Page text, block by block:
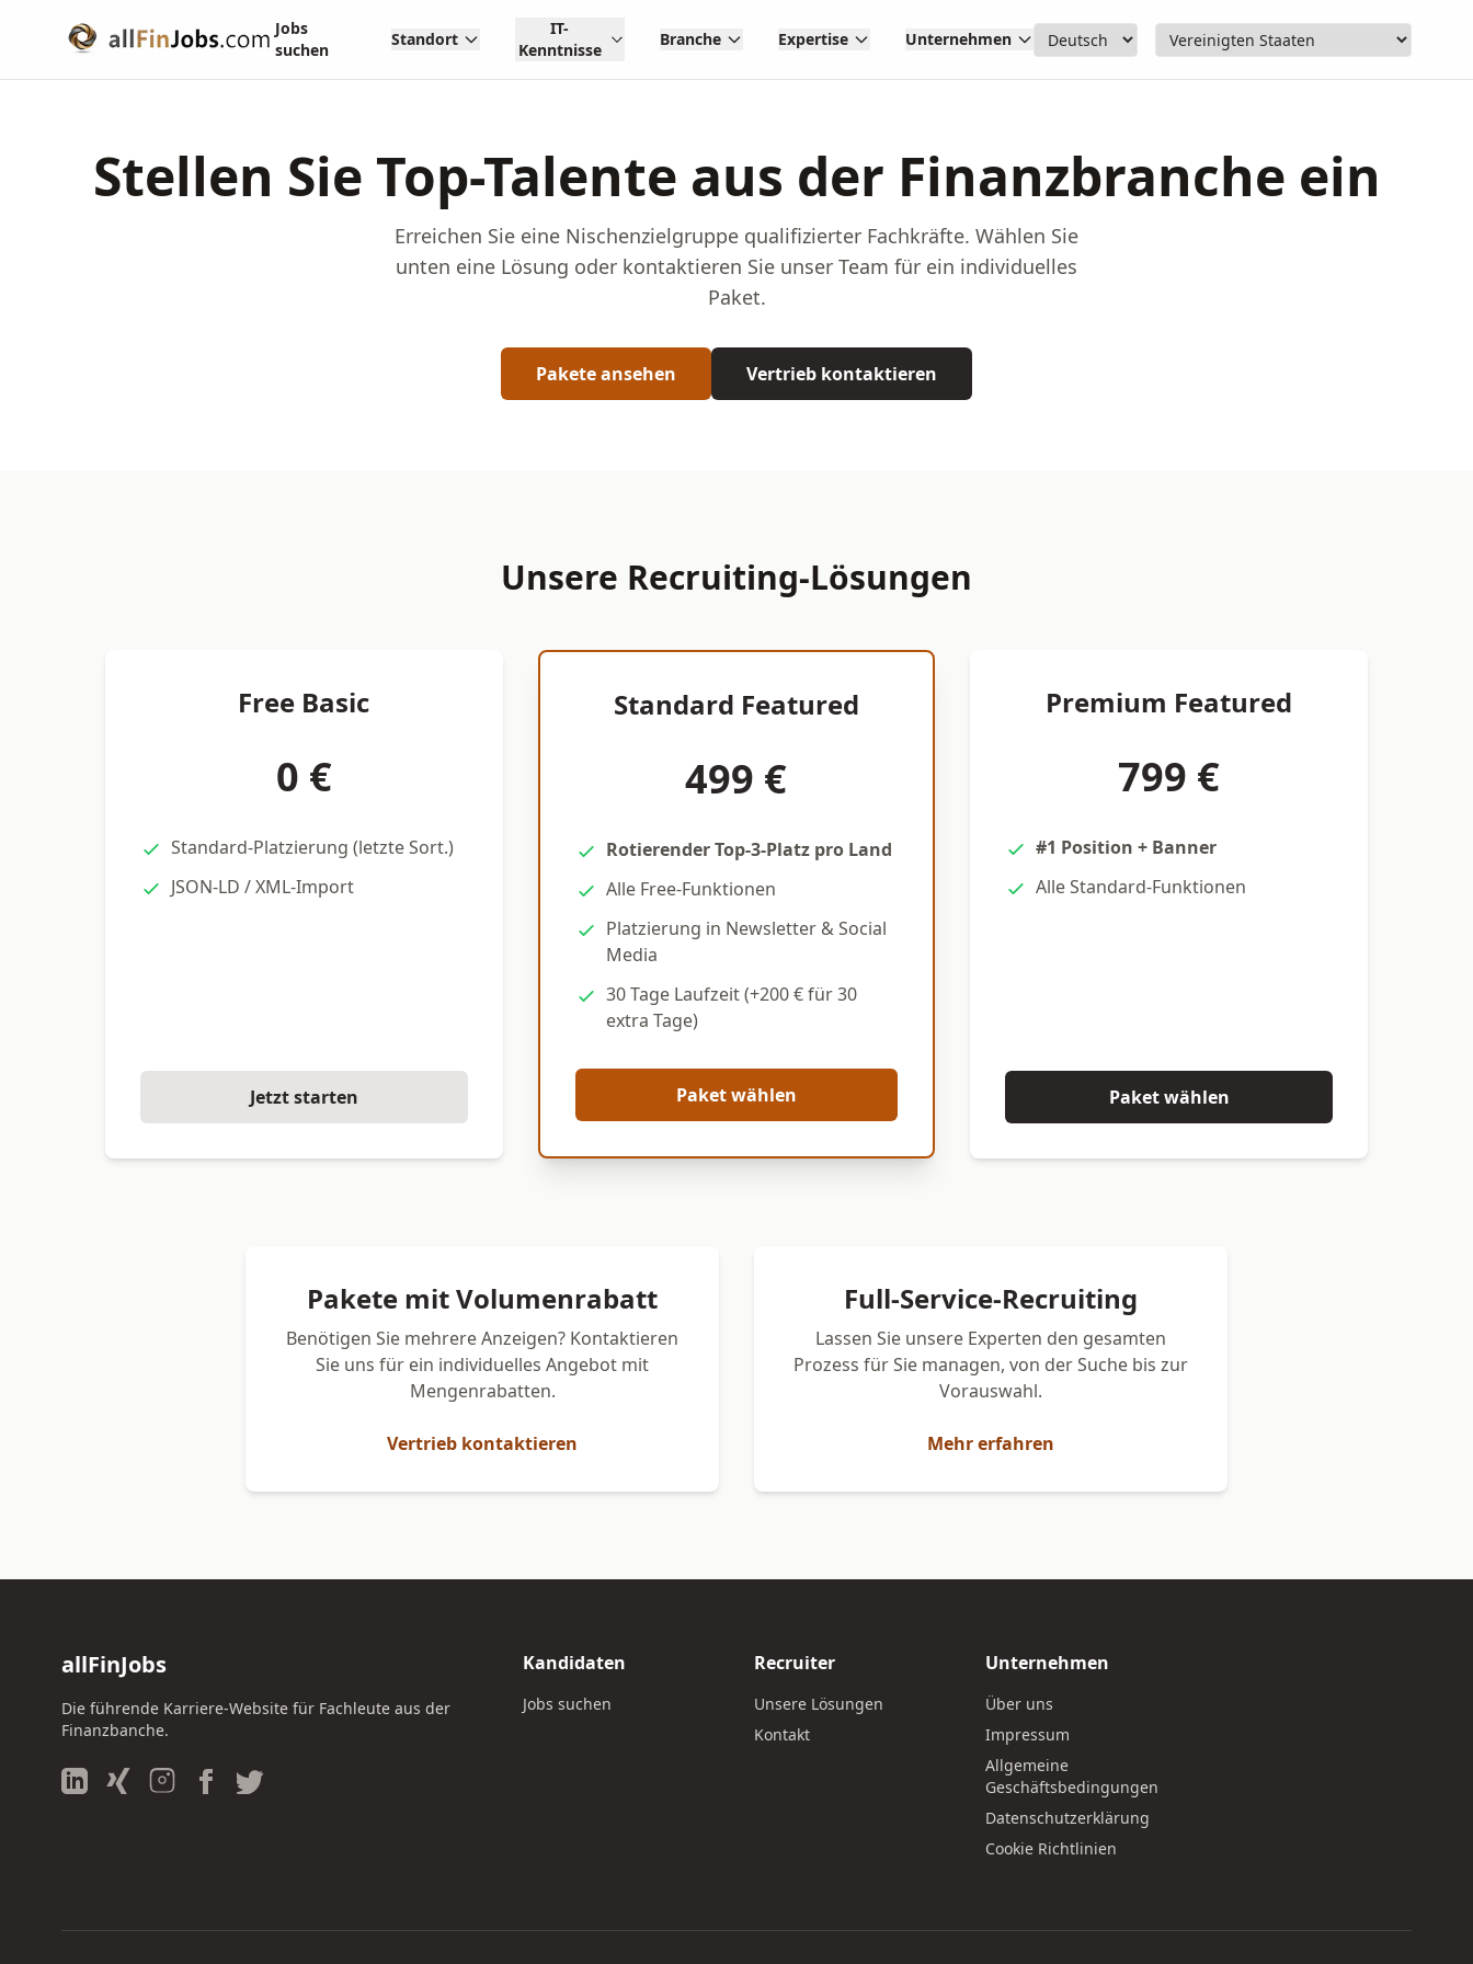
Jobs
suchen
Standort
IT-
Kenntnisse
Branche Expertise Unternehmen
Stellen Sie Top-Talente aus der Finanzbranche ein
Erreichen Sie eine Nischenzielgruppe qualifizierter Fachkräfte. Wählen Sie
unten eine Lösung oder kontaktieren Sie unser Team für ein individuelles
Paket.
Pakete ansehen Vertrieb kontaktieren
Unsere Recruiting-Lösungen
Free Basic
0 €
Standard-Platzierung (letzte Sort.)
JSON-LD / XML-Import
Jetzt starten
Standard Featured
499 €
Rotierender Top-3-Platz pro Land
Alle Free-Funktionen
Platzierung in Newsletter & Social
Media
30 Tage Laufzeit (+200 € für 30
extra Tage)
Paket wählen
Premium Featured
799 €
#1 Position + Banner
Alle Standard-Funktionen
Paket wählen
Pakete mit Volumenrabatt
Benötigen Sie mehrere Anzeigen? Kontaktieren
Sie uns für ein individuelles Angebot mit
Mengenrabatten.
Vertrieb kontaktieren
Full-Service-Recruiting
Lassen Sie unsere Experten den gesamten
Prozess für Sie managen, von der Suche bis zur
Vorauswahl.
Mehr erfahren
allFinJobs
Die führende Karriere-Website für Fachleute aus der
Finanzbanche.
Kandidaten
Jobs suchen
Recruiter
Unsere Lösungen
Kontakt
Unternehmen
Über uns
Impressum
Allgemeine
Geschäftsbedingungen
Datenschutzerklärung
Cookie Richtlinien